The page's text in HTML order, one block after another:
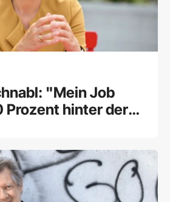
"Mein Job
Prozent hinter der